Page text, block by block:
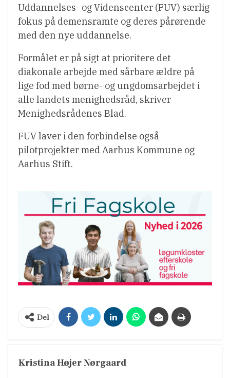
Uddannelses- og Videnscenter (FUV) særlig
fokus på demensramte og deres pårørende
med den nye uddannelse.
Formålet er på sigt at prioritere det
diakonale arbejde med sårbare ældre på
lige fod med børne- og ungdomsarbejdet i
alle landets menighedsråd, skriver
Menighedsrådenes Blad.
FUV laver i den forbindelse også
pilotprojekter med Aarhus Kommune og
Aarhus Stift.
Del
Kristina Højer Nørgaard